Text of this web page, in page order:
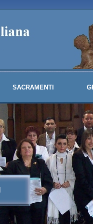
SACRAMENTI